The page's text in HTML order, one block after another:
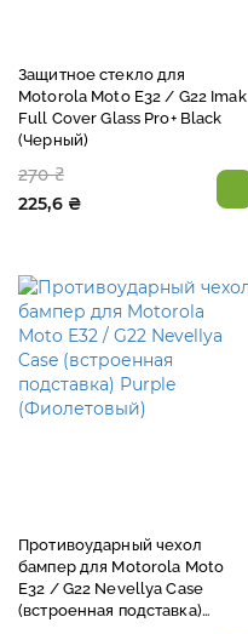
Защитное стекло для
Motorola Moto E32 / G22 Imak
Full Cover Glass Pro+ Black
(Черный)
270 ₴
225,6 ₴
Противоударный чехол
бампер для Motorola Moto
E32 / G22 Nevellya Case
(встроенная подставка)